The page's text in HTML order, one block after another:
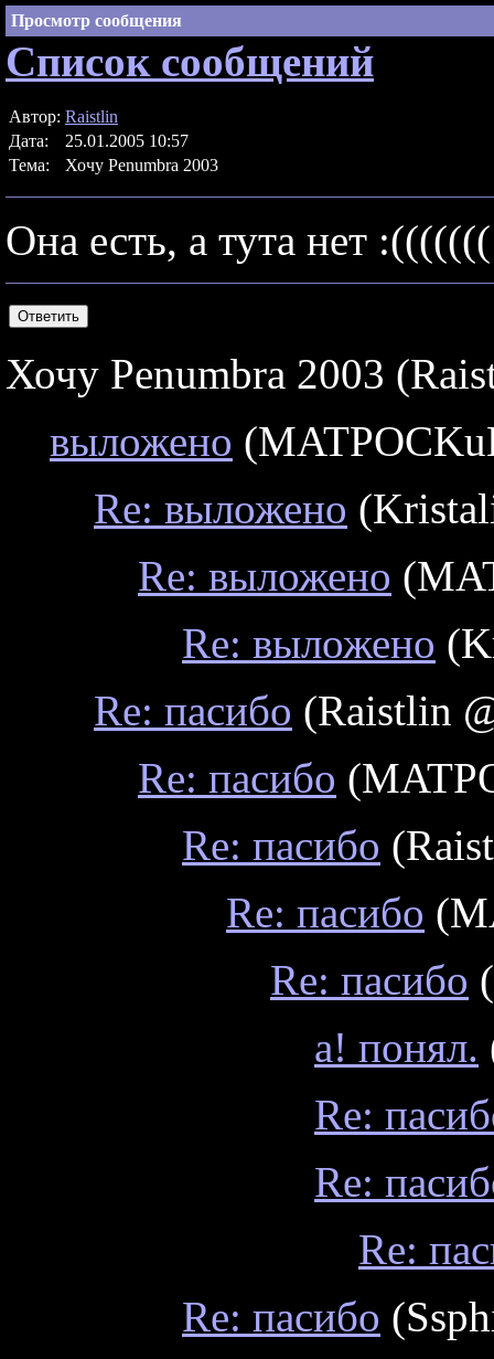
Просмотр сообщения
Список сообщений
Автор: Raistlin
Дата:
25.01.2005 10:57
Тема:
Хочу Penumbra 2003
Она есть, а тута нет :(((((((
Хочу Penumbra 2003
выложено
Re: выложено
Re: выложено
Re: выложено
Re: пасибо (Raistlin
Re: пасибо
Re: пасибо
Re: пасибо
Re: пасибо
а! понял.
Re:
Re:
Re:
Re: пасибо